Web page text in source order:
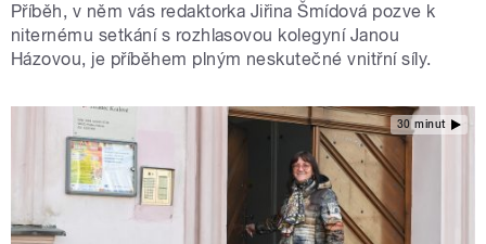
Příběh, v něm vás redaktorka Jiřina Šmídová pozve k
niternému setkání s rozhlasovou kolegyní Janou
Házovou, je příběhem plným neskutečné vnitřní síly.
30 minut